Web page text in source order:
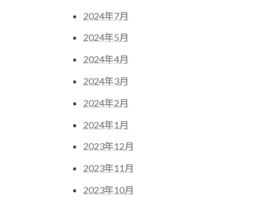
2024年7月
2024年5月
2024年4月
2024年3月
2024年2月
2024年1月
2023年12月
2023年11月
2023年10月